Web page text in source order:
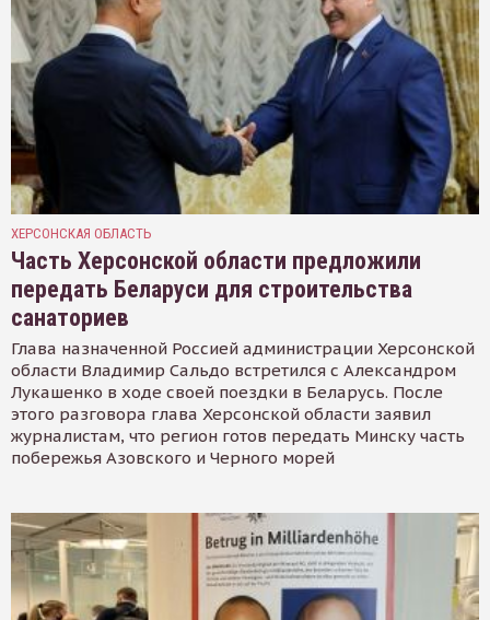
ХЕРСОНСКАЯ ОБЛАСТЬ
Часть Херсонской области предложили
передать Беларуси для строительства
санаториев
Глава назначенной Россией администрации Херсонской
области Владимир Сальдо встретился с Александром
Лукашенко в ходе своей поездки в Беларусь. После
этого разговора глава Херсонской области заявил
журналистам, что регион готов передать Минску часть
побережья Азовского и Черного морей